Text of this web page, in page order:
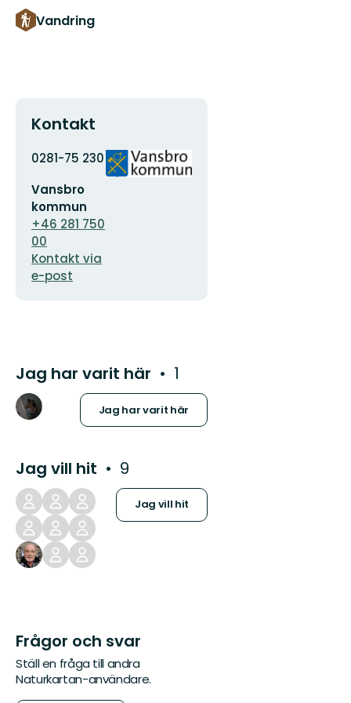
Vandring
Kontakt
Adress
0281-75 230
postadress
Vansbro
kommun
+46 281 750
00
Kontakt via
e-post
Organisationens
logotyp
Jag har varit här 1
Jag har varit här
Jag vill hit 9
Jag vill hit
Frågor och svar
Ställ en fråga till andra
Naturkartan-användare.